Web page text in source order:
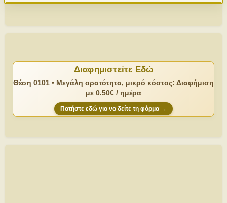
Διαφημιστείτε Εδώ
Θέση 0101 • Μεγάλη ορατότητα, μικρό κόστος: Διαφήμιση
με 0.50€ / ημέρα
Πατήστε εδώ για να δείτε τη φόρμα →